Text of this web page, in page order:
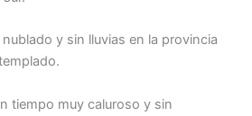
y sin lluvias en la provincia
tiempo muy caluroso y sin